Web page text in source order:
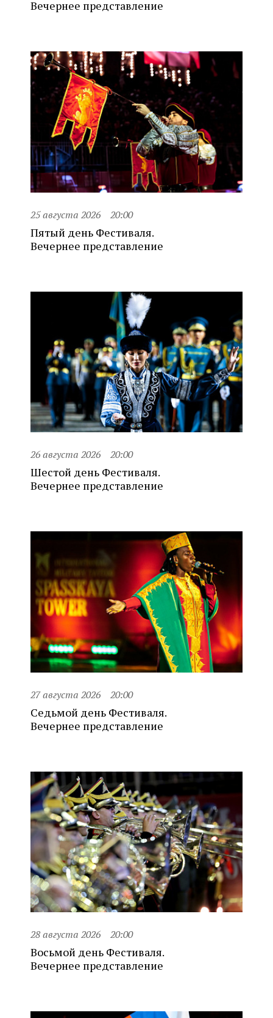
Вечернее представление
25 августа 2026 20:00
Пятый день Фестиваля.
Вечернее представление
26 августа 2026 20:00
Шестой день Фестиваля.
Вечернее представление
27 августа 2026 20:00
Седьмой день Фестиваля.
Вечернее представление
28 августа 2026 20:00
Восьмой день Фестиваля.
Вечернее представление